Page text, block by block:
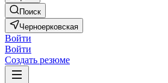
Поиск
Черноерковская
Войти
Войти
Создать резюме